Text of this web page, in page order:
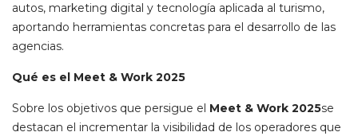
autos, marketing digital y tecnología aplicada al turismo,
aportando herramientas concretas para el desarrollo de las
agencias.
Qué es el Meet & Work 2025
Sobre los objetivos que persigue el Meet & Work 2025se
destacan el incrementar la visibilidad de los operadores que